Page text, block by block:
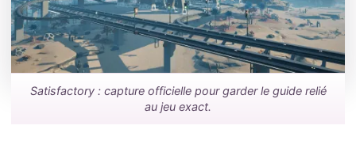
Satisfactory : capture officielle pour garder le guide relié
au jeu exact.